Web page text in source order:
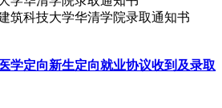
筑科技大学华清学院录取通知书
学定向新生定向就业协议收到及录取